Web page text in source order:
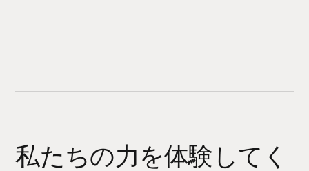
私たちの力を体験してく